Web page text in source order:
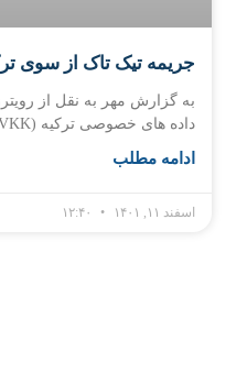
جریمه تیک تاک از سوی
به گزارش مهر به نقل از
داده های خصوصی ترکیه (KVKK) و درحالی تعیین
ادامه مطلب
اسفند ۱۱, ۱۴۰۱